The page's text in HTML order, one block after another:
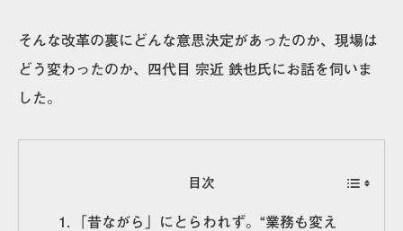
そんな改革の裏にどんな意思決定があったのか、現場は
どう変わったのか、四代目 宗近 鉄也氏にお話を伺いま
した。
目次
「昔ながら」にとらわれず。“業務も変え